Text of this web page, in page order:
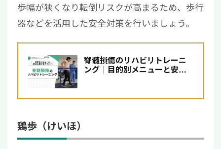
歩幅が狭くなり転倒リスクが高まるため、歩行
器などを活用した安全対策を行いましょう。
脊髄損傷のリハビリトレーニ
ング｜目的別メニューと安全
鶏歩（けいほ）